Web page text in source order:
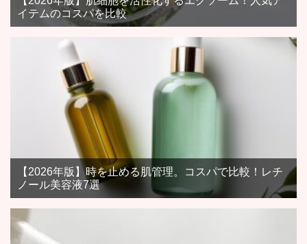
イテムのコスパを比較
【2026年版】時を止める肌管理。コスパで比較！レチ
ノール美容液7選